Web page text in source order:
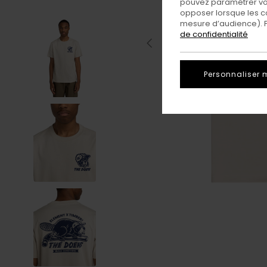
opposer lorsque les
mesure d’audience).
de confidentialité
Personnaliser